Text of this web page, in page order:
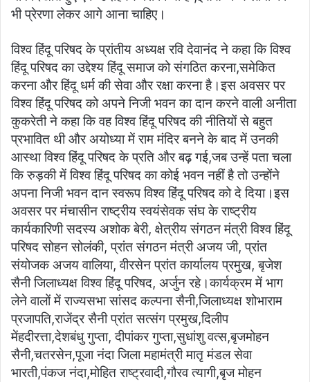
भी प्रेरणा लेकर आगे आना चाहिए।
विश्व हिंदू परिषद के प्रांतीय अध्यक्ष रवि देवानंद ने कहा कि विश्व
हिंदू परिषद का उद्देश्य हिंदू समाज को संगठित करना,समेकित
करना और हिंदू धर्म की सेवा और रक्षा करना है।इस अवसर पर
विश्व हिंदू परिषद को अपने निजी भवन का दान करने वाली अनीता
कुकरेती ने कहा कि वह विश्व हिंदू परिषद की नीतियों से बहुत
प्रभावित थी और अयोध्या में राम मंदिर बनने के बाद में उनकी
आस्था विश्व हिंदू परिषद के प्रति और बढ़ गई,जब उन्हें पता चला
कि रुड़की में विश्व हिंदू परिषद का कोई भवन नहीं है तो उन्होंने
अपना निजी भवन दान स्वरूप विश्व हिंदू परिषद को दे दिया।इस
अवसर पर मंचासीन राष्ट्रीय स्वयंसेवक संघ के राष्ट्रीय
कार्यकारिणी सदस्य अशोक बेरी, क्षेत्रीय संगठन मंत्री विश्व हिंदू
परिषद सोहन सोलंकी, प्रांत संगठन मंत्री अजय जी, प्रांत
संयोजक अजय वालिया, वीरसेन प्रांत कार्यालय प्रमुख, बृजेश
सैनी जिलाध्यक्ष विश्व हिंदू परिषद, अर्जुन रहे।कार्यक्रम में भाग
लेने वालों में राज्यसभा सांसद कल्पना सैनी,जिलाध्यक्ष शोभाराम
प्रजापति,राजेंद्र सैनी प्रांत सत्संग प्रमुख,दिलीप
मेंहदीरत्ता,देशबंधु गुप्ता, दीपांकर गुप्ता,सुधांशु वत्स,बृजमोहन
सैनी,चतरसेन,पूजा नंदा जिला महामंत्री मातृ मंडल सेवा
भारती,पंकज नंदा,मोहित राष्ट्रवादी,गौरव त्यागी,बृज मोहन